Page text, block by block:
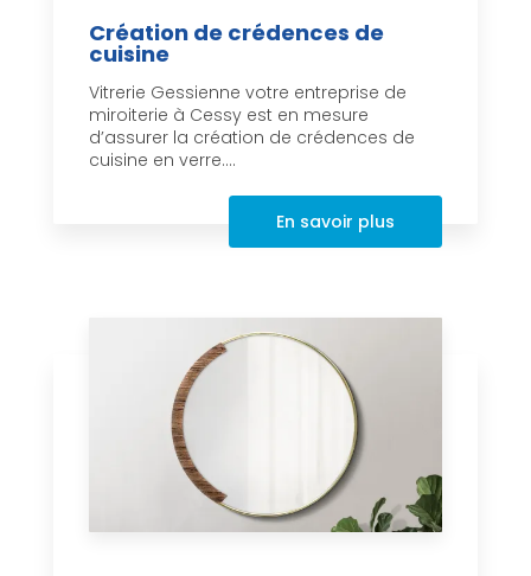
Création de crédences de
cuisine
Vitrerie Gessienne votre entreprise de
miroiterie à Cessy est en mesure
d’assurer la création de crédences de
cuisine en verre....
En savoir plus